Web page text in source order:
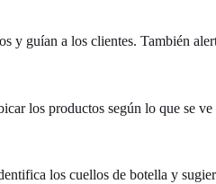
y guían a los clientes. También
los productos según lo que se ve
los cuellos de botella y